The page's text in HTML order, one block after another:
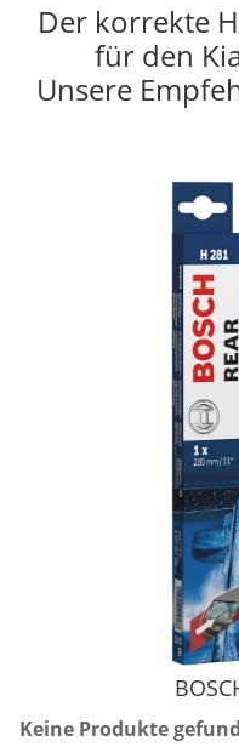
Der korrekte
für den
Unsere
Keine Produkte